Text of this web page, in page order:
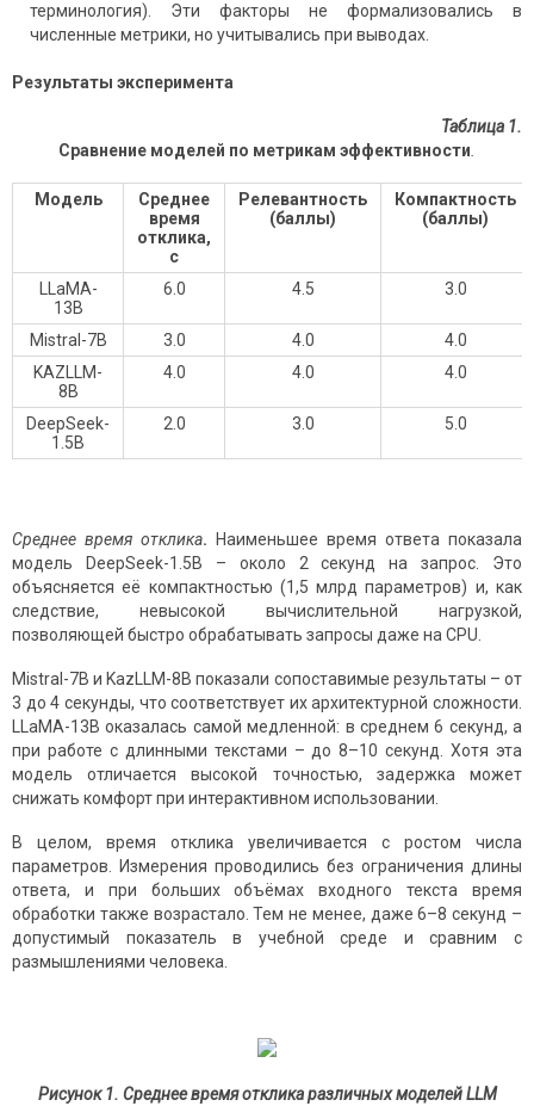
терминология). Эти факторы не формализовались в
численные метрики, но учитывались при выводах.
Результаты эксперимента
Таблица 1.
Сравнение моделей по метрикам эффективности
Модель
Среднее
время
отклика,
с
Релевантность
(баллы)
Компактность
(баллы)
LLaMA-
13B
6.0 4.5 3.0
Mistral-7B 3.0 4.0
4.0
KAZLLM-
8B
4.0 4.0 4.0
DeepSeek-
1.5B
2.0 3.0 5.0
Среднее время отклика. Наименьшее время ответа показала
модель DeepSeek-1.5B – около 2 секунд на запрос. Это
объясняется её компактностью (1,5 млрд параметров) и, как
следствие, невысокой вычислительной нагрузкой,
позволяющей быстро обрабатывать запросы даже на CPU.
Mistral-7B и KazLLM-8B показали сопоставимые результаты – от
3 до 4 секунды, что соответствует их архитектурной сложности.
LLaMA-13B оказалась самой медленной: в среднем 6 секунд, а
при работе с длинными текстами – до 8–10 секунд. Хотя эта
модель отличается высокой точностью, задержка может
снижать комфорт при интерактивном использовании.
В целом, время отклика увеличивается с ростом числа
параметров. Измерения проводились без ограничения длины
ответа, и при больших объёмах входного текста время
обработки также возрастало. Тем не менее, даже 6–8 секунд –
допустимый показатель в учебной среде и сравним с
размышлениями человека.
Рисунок 1. Среднее время отклика различных моделей LLM